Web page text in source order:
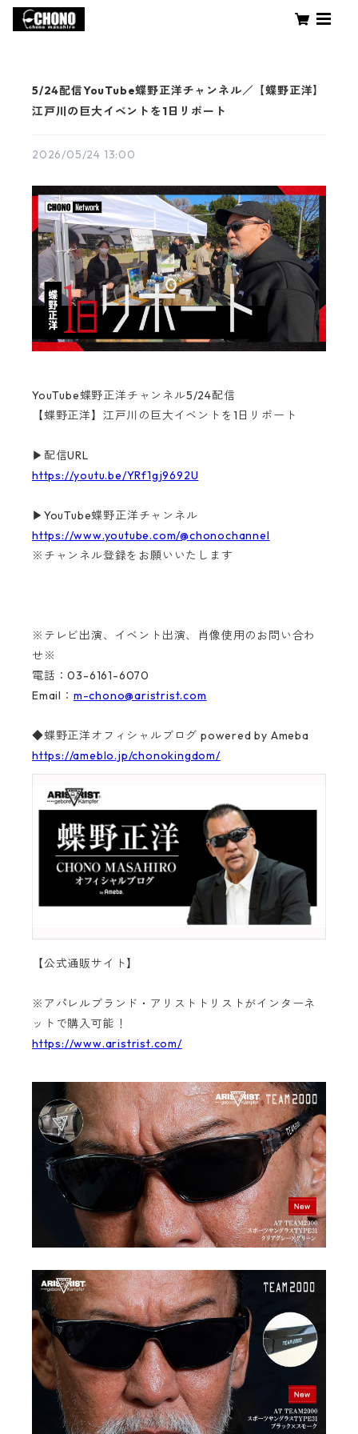
5/24配信YouTube蝶野正洋チャンネル／【蝶野正洋】
江戸川の巨大イベントを1日リポート
2026/05/24 13:00
YouTube蝶野正洋チャンネル5/24配信
【蝶野正洋】江戸川の巨大イベントを1日リポート
▶配信URL
https://youtu.be/YRf1gj9692U
▶YouTube蝶野正洋チャンネル
https://www.youtube.com/@chonochannel
※チャンネル登録をお願いいたします
※テレビ出演、イベント出演、肖像使用のお問い合わ
せ※
電話：03-6161-6070
Email： m-chono@aristrist.com
◆蝶野正洋オフィシャルブログ powered by Ameba
https://ameblo.jp/chonokingdom/
【公式通販サイト】
※アパレルブランド・アリストトリストがインターネ
ットで購入可能！
https://www.aristrist.com/